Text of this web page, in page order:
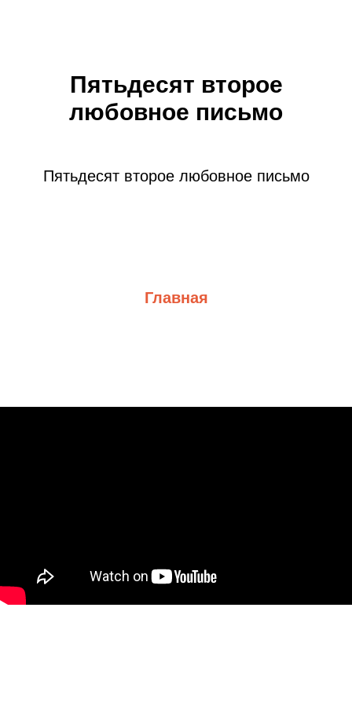
Пятьдесят второе
любовное письмо
Пятьдесят второе любовное письмо
Главная